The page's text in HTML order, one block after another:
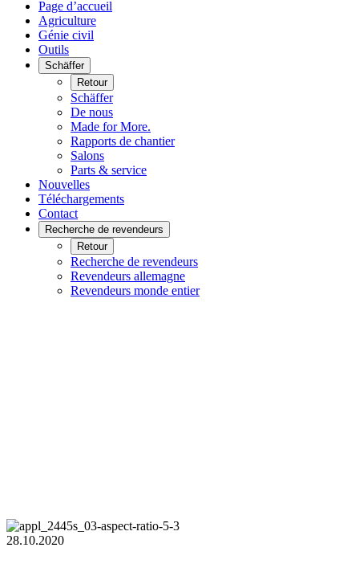
Page d’accueil
Agriculture
Génie civil
Outils
Schäffer
Retour
Schäffer
De nous
Made for More.
Rapports de chantier
Salons
Parts & service
Nouvelles
Téléchargements
Contact
Recherche de revendeurs
Retour
Recherche de revendeurs
Revendeurs allemagne
Revendeurs monde entier
28.10.2020